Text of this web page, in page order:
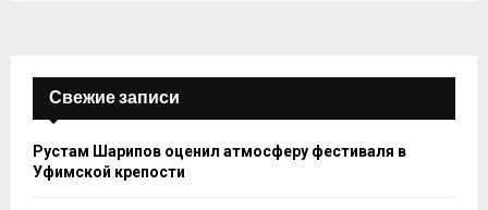
Свежие записи
Рустам Шарипов оценил атмосферу фестиваля в
Уфимской крепости